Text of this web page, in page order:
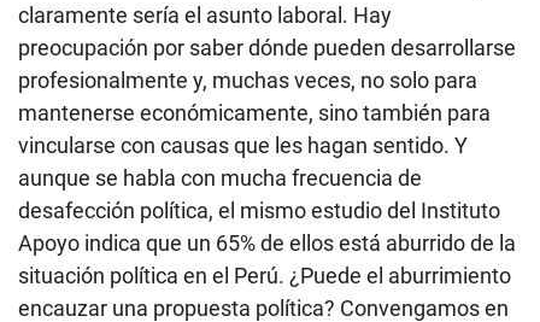
claramente sería el asunto laboral. Hay
preocupación por saber dónde pueden desarrollarse
profesionalmente y, muchas veces, no solo para
mantenerse económicamente, sino también para
vincularse con causas que les hagan sentido. Y
aunque se habla con mucha frecuencia de
desafección política, el mismo estudio del Instituto
Apoyo indica que un 65% de ellos está aburrido de la
situación política en el Perú. ¿Puede el aburrimiento
encauzar una propuesta política? Convengamos en